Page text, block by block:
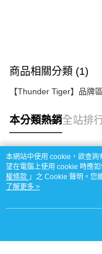
商品相關分類 (1)
【Thunder Tiger】品牌區
本分類熱銷全站排
熱門標籤
本網站中使用 cookie，欲查
望在電腦上使用 cookie 時應
權條款 」之 Cookie 聲明。您
用條款之 Cookie 聲明使用
了解更多 >